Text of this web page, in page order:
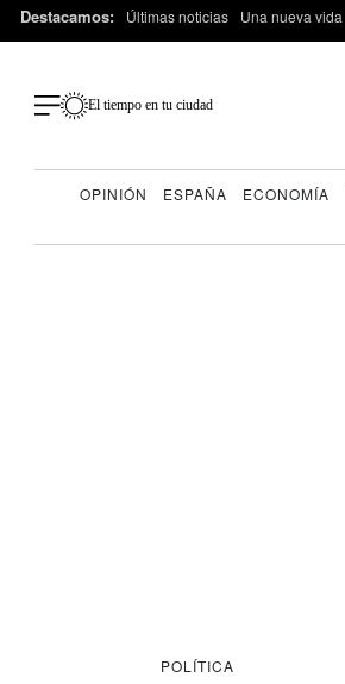
Destacamos: Últimas noticias Una nueva vida
El tiempo en tu ciudad
OPINIÓN ESPAÑA ECONOMÍA
POLÍTICA